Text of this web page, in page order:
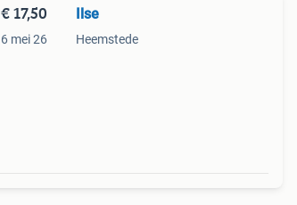
€ 17,50
6 mei 26
Ilse
Heemstede